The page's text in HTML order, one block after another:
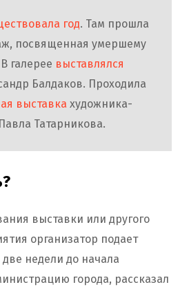
год. Там прошла
посвященная умершему
галерее выставлялся
Балдаков. Проходила
выставка художника-
Татарникова.
выставки или другого
организатор подает
недели до начала
города, рассказал